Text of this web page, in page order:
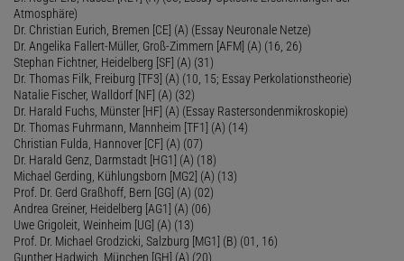
Atmosphäre)
Dr. Christian Eurich, Bremen [CE] (A) (Essay Neuronale Netze)
Dr. Angelika Fallert-Müller, Groß-Zimmern [AFM] (A) (16, 26)
Stephan Fichtner, Heidelberg [SF] (A) (31)
Dr. Thomas Filk, Freiburg [TF3] (A) (10, 15; Essay Perkolationstheorie)
Natalie Fischer, Walldorf [NF] (A) (32)
Dr. Harald Fuchs, Münster [HF] (A) (Essay Rastersondenmikroskopie)
Dr. Thomas Fuhrmann, Mannheim [TF1] (A) (14)
Christian Fulda, Hannover [CF] (A) (07)
Dr. Harald Genz, Darmstadt [HG1] (A) (18)
Michael Gerding, Kühlungsborn [MG2] (A) (13)
Prof. Dr. Gerd Graßhoff, Bern [GG] (A) (02)
Andrea Greiner, Heidelberg [AG1] (A) (06)
Uwe Grigoleit, Weinheim [UG] (A) (13)
Prof. Dr. Michael Grodzicki, Salzburg [MG1] (B) (01, 16)
Gunther Hadwich, München [GH] (A) (20)